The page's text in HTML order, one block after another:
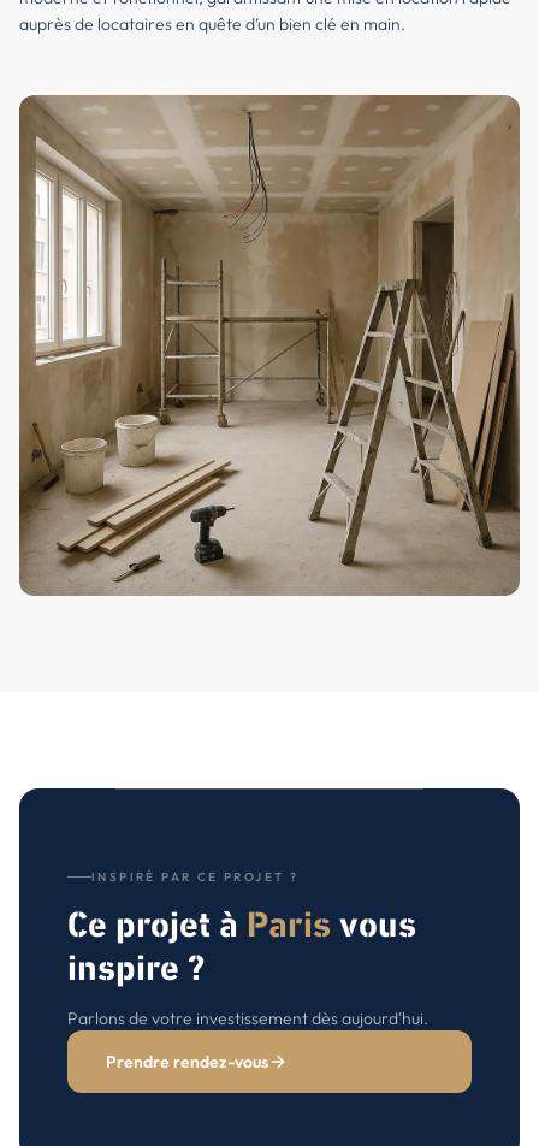
auprès de locataires en quête d’un bien clé en main.
INSPIRÉ PAR CE PROJET ?
Ce projet à Paris vous
inspire ?
Parlons de votre investissement dès aujourd'hui.
Prendre rendez-vous